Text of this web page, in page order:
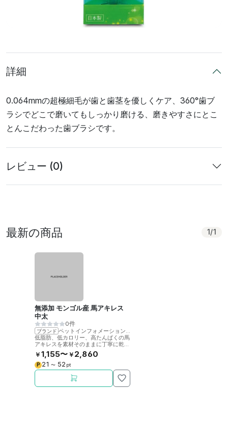
詳細
0.064mmの超極細毛が歯と歯茎を優しくケア、360°歯ブ
ラシでどこで磨いてもしっかり磨ける、磨きやすさにとこ
とんこだわった歯ブラシです。
レビュー (0)
最新の商品 1 /1
無添加 モンゴル産 馬アキレス
中太
0件
ブランド
低脂肪、低カロリー、高たんぱくの馬
アキレスを素材そのままに丁寧に乾燥
させました。噛むことで歯の健康をサ
ポート。
￥ 1,155〜 ￥ 2,860
P 21 〜 52 pt